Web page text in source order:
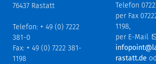
76437 Rastatt
Telefon: + 49 (0) 7222
381-0
Fax: + 49 (0) 7222 381-
1198
Telefon
per Fax
1198,
per E-Mail
rastatt.de